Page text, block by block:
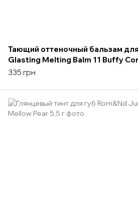
Тающий оттеночный бальзам для
Glasting Melting Balm 11 Buffy
335 грн